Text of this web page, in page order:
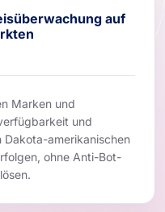
auf
Marken und
und
amerikanischen
ohne Anti-Bot-